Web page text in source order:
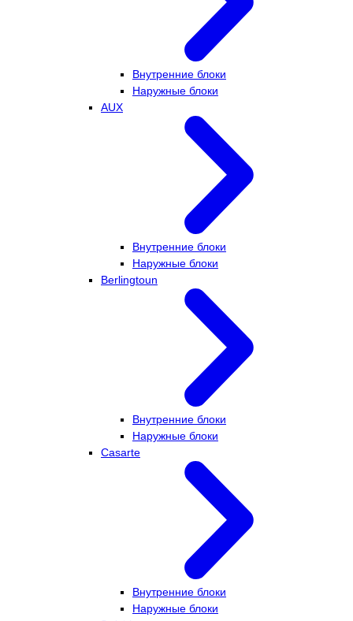
Внутренние блоки
Наружные блоки
AUX
Внутренние блоки
Наружные блоки
Berlingtoun
Внутренние блоки
Наружные блоки
Casarte
Внутренние блоки
Наружные блоки